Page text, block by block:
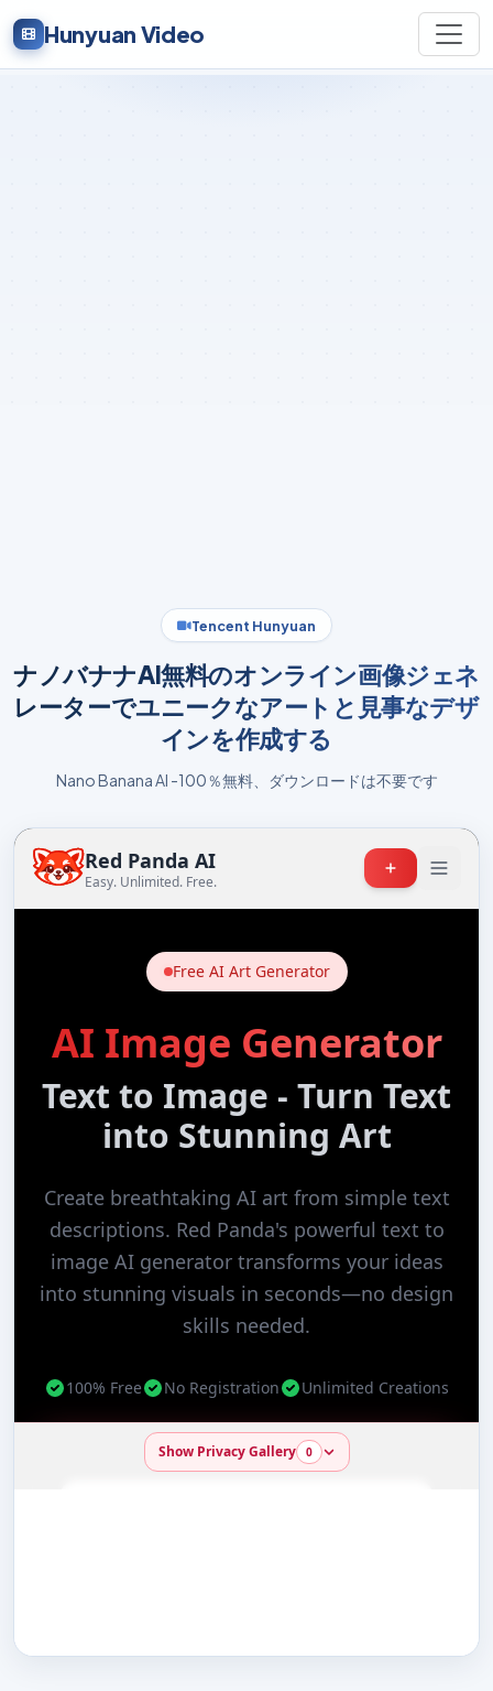
Hunyuan Video
Tencent Hunyuan
ナノバナナAI無料のオンライン画像ジェネ
レーターでユニークなアートと見事なデザ
インを作成する
Nano Banana AI -100％無料、ダウンロードは不要です